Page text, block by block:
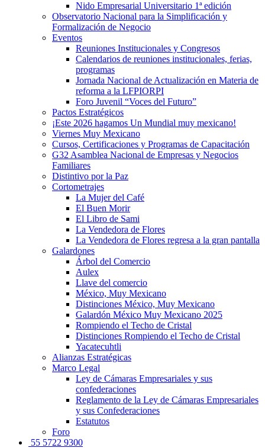
Nido Empresarial Universitario 1ª edición
Observatorio Nacional para la Simplificación y
Formalización de Negocio
Eventos
Reuniones Institucionales y Congresos
Calendarios de reuniones institucionales, ferias,
programas
Jornada Nacional de Actualización en Materia de
reforma a la LFPIORPI
Foro Juvenil “Voces del Futuro”
Pactos Estratégicos
¡Este 2026 hagamos Un Mundial muy mexicano!
Viernes Muy Mexicano
Cursos, Certificaciones y Programas de Capacitación
G32 Asamblea Nacional de Empresas y Negocios
Familiares
Distintivo por la Paz
Cortometrajes
La Mujer del Café
El Buen Morir
El Libro de Sami
La Vendedora de Flores
La Vendedora de Flores regresa a la gran pantalla
Galardones
Árbol del Comercio
Aulex
Llave del comercio
México, Muy Mexicano
Distinciones México, Muy Mexicano
Galardón México Muy Mexicano 2025
Rompiendo el Techo de Cristal
Distinciones Rompiendo el Techo de Cristal
Yacatecuhtli
Alianzas Estratégicas
Marco Legal
Ley de Cámaras Empresariales y sus
confederaciones
Reglamento de la Ley de Cámaras Empresariales
y sus Confederaciones
Estatutos
Foro
55 5722 9300